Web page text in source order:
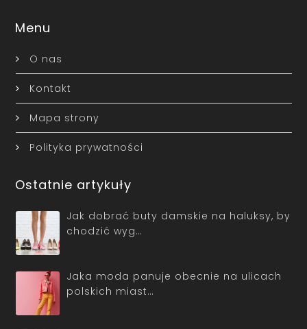
Menu
O nas
Kontakt
Mapa strony
Polityka prywatności
Ostatnie artykuły
Jak dobrać buty damskie na haluksy, by
chodzić wyg…
Jaka moda panuje obecnie na ulicach
polskich miast…